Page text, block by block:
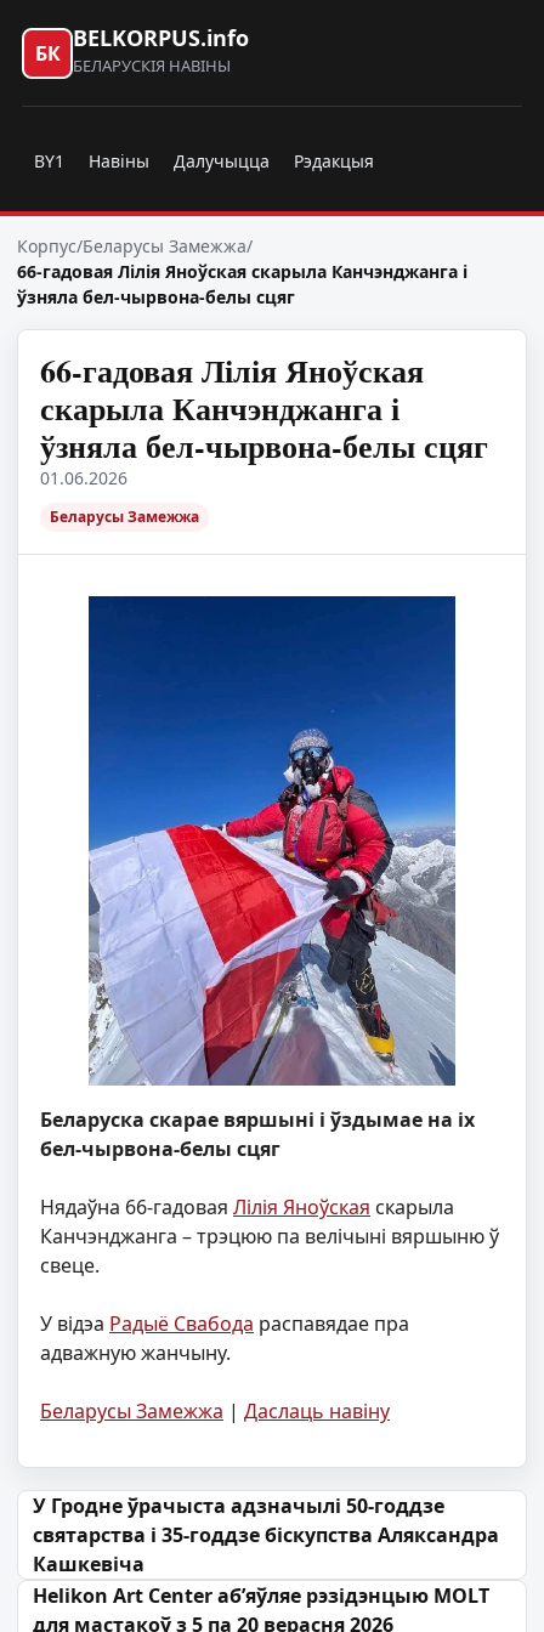
БК
BELKORPUS.info
БЕЛАРУСКІЯ НАВІНЫ
BY1 Навіны Далучыцца Рэдакцыя
Корпус/Беларусы Замежжа/
66-гадовая Лілія Яноўская скарыла Канчэнджанга і
ўзняла бел-чырвона-белы сцяг
66-гадовая Лілія Яноўская
скарыла Канчэнджанга і
ўзняла бел-чырвона-белы сцяг
01.06.2026
Беларусы Замежжа
Беларуска скарае вяршыні і ўздымае на іх
бел-чырвона-белы сцяг
Нядаўна 66-гадовая Лілія Яноўская скарыла
Канчэнджанга – трэцюю па велічыні вяршыню ў
свеце.
У відэа Радыё Свабода распавядае пра
адважную жанчыну.
Беларусы Замежжа | Даслаць навіну
Навігацыя па запісах
У Гродне ўрачыста адзначылі 50-годдзе
святарства і 35-годдзе біскупства Аляксандра
Кашкевіча
Helikon Art Center аб’яўляе рэзідэнцыю MOLT
для мастакоў з 5 па 20 верасня 2026